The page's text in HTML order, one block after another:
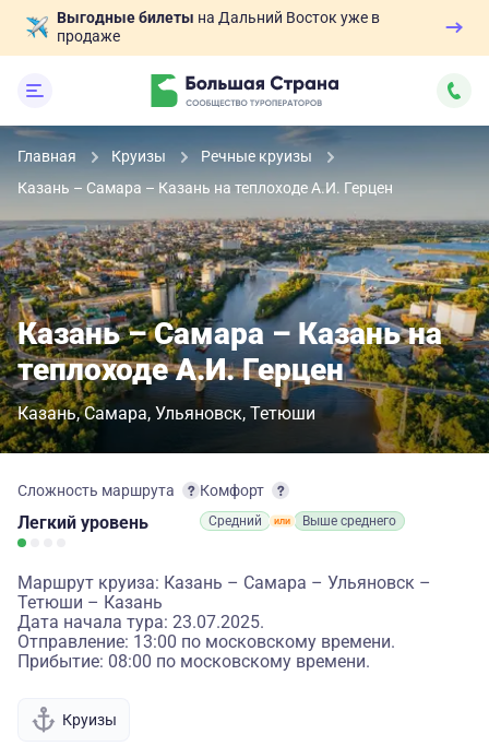
Выгодные билеты на Дальний Восток уже в
продаже
Главная Круизы
Речные круизы
Казань – Самара – Казань на теплоходе А.И. Герцен
Казань – Самара – Казань на
теплоходе А.И. Герцен
Казань Самара Ульяновск Тетюши
Сложность маршрута
Легкий уровень
Комфорт
Средний Выше среднего
Маршрут круиза: Казань – Самара – Ульяновск –
Тетюши – Казань
Дата начала тура: 23.07.2025.
Отправление: 13:00 по московскому времени.
Прибытие: 08:00 по московскому времени.
Круизы